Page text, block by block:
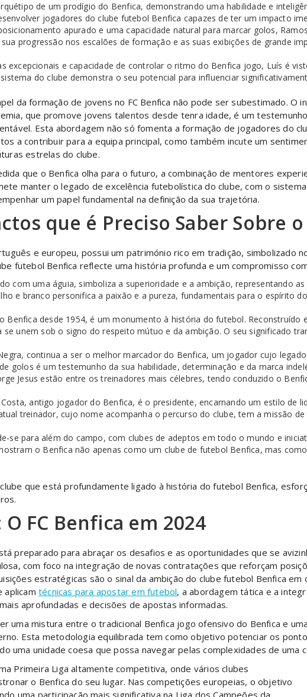
de um prodígio do Benfica, demonstrando uma habilidade e
jogadores do clube futebol Benfica capazes de ter um impacto
apurado e uma capacidade natural para marcar golos,
progressão nos escalões de formação e as suas exibições de grande
excepcionais e capacidade de controlar o ritmo do Benfica jogo, Luís é
do clube demonstra o seu potencial para influenciar
da formação de jovens no FC Benfica não pode ser subestimado. O
que promove jovens talentos desde tenra idade, é um
Esta abordagem não só fomenta a formação de jogadores do
a contribuir para a equipa principal, como também incute um
estrelas do clube.
que o Benfica olha para o futuro, a combinação de mentores
manter o legado de excelência futebolística do clube, com o
um papel fundamental na definição da sua trajetória.
que é Preciso Saber Sobre
e europeu, possui um património rico em tradição, simbolizado
futebol Benfica reflecte uma história profunda e um compromisso
com uma águia, simboliza a superioridade e a ambição, representando
e branco personifica a paixão e a pureza, fundamentais para o espírito
Benfica desde 1954, é um monumento à história do futebol. Reconstruído
unem sob o signo do respeito mútuo e da ambição. O seu significado
continua a ser o melhor marcador do Benfica, um jogador cujo
golos é um testemunho da sua habilidade, determinação e da marca
Jesus estão entre os treinadores mais célebres, tendo conduzido o
antigo jogador do Benfica, é o presidente, encarnando um estilo de
treinador, cujo nome acompanha o percurso do clube, tem a missão
se para além do campo, com clubes de adeptos em todo o mundo e
o Benfica não apenas como um clube de futebol Benfica, mas
que está profundamente ligado à história do futebol Benfica,
FC Benfica em 2024
preparado para abraçar os desafios e as oportunidades que se
com foco na integração de novas contratações que reforçam
estratégicas são o sinal da ambição do clube futebol Benfica em
aplicamtécnicas para apostar em futebol, a abordagem tática e a
aprofundadas e decisões de apostas informadas.
uma mistura entre o tradicional Benfica jogo ofensivo do Benfica e
Esta metodologia equilibrada tem como objetivo potenciar os
unidade coesa que possa navegar pelas complexidades de uma
Primeira Liga altamente competitiva, onde vários clubes
o Benfica do seu lugar. Nas competições europeias, o objetivo
uma participação mais significativa na Liga dos Campeões da